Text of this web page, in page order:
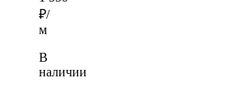
₽/
м
В
наличии